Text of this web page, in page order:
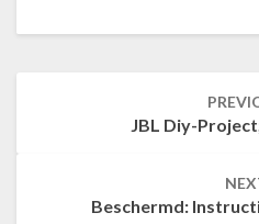
JBL Diy-
Beschermd: